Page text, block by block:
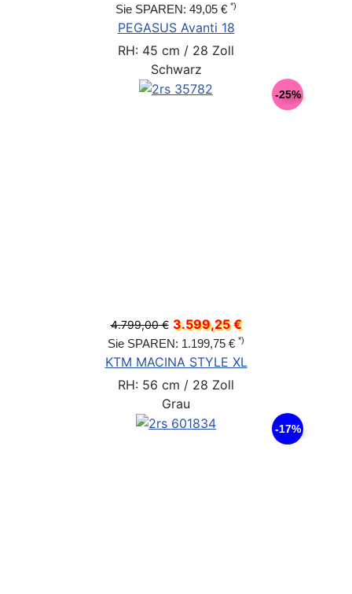
Sie SPAREN: 49,05 € *)
PEGASUS Avanti 18
RH: 45 cm / 28 Zoll
Schwarz
-25%
4.799,00 € 3.599,25 €
Sie SPAREN: 1.199,75 € *)
KTM MACINA STYLE XL
RH: 56 cm / 28 Zoll
Grau
-17%